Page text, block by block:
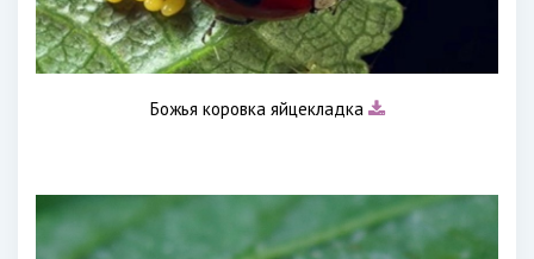
Божья коровка яйцекладка